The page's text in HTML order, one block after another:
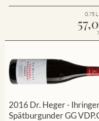
0.75
2016 Dr. Heger -
Spätburgunder GG